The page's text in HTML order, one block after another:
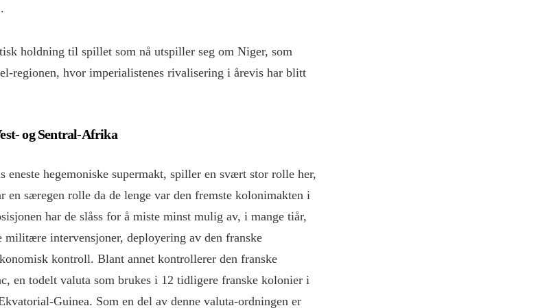
holdning til spillet som nå utspiller seg om Niger, som
regionen, hvor imperialistenes rivalisering i årevis har blitt
og Sentral-Afrika
eneste hegemoniske supermakt, spiller en svært stor rolle her,
en særegen rolle da de lenge var den fremste kolonimakten i
har de slåss for å miste minst mulig av, i mange tiår,
militære intervensjoner, deployering av den franske
kontroll. Blant annet kontrollerer den franske
en todelt valuta som brukes i 12 tidligere franske kolonier i
Guinea. Som en del av denne valuta-ordningen er